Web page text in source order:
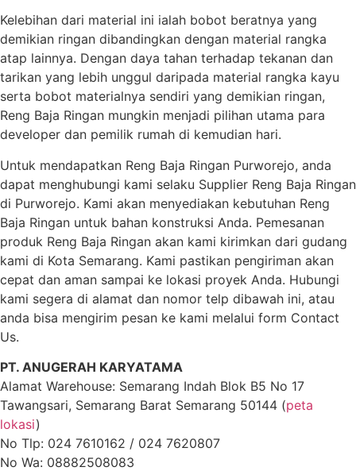
Kelebihan dari material ini ialah bobot beratnya yang
demikian ringan dibandingkan dengan material rangka
atap lainnya. Dengan daya tahan terhadap tekanan dan
tarikan yang lebih unggul daripada material rangka kayu
serta bobot materialnya sendiri yang demikian ringan,
Reng Baja Ringan mungkin menjadi pilihan utama para
developer dan pemilik rumah di kemudian hari.
Untuk mendapatkan Reng Baja Ringan Purworejo, anda
dapat menghubungi kami selaku Supplier Reng Baja Ringan
di Purworejo. Kami akan menyediakan kebutuhan Reng
Baja Ringan untuk bahan konstruksi Anda. Pemesanan
produk Reng Baja Ringan akan kami kirimkan dari gudang
kami di Kota Semarang. Kami pastikan pengiriman akan
cepat dan aman sampai ke lokasi proyek Anda. Hubungi
kami segera di alamat dan nomor telp dibawah ini, atau
anda bisa mengirim pesan ke kami melalui form Contact
Us.
PT. ANUGERAH KARYATAMA
Alamat Warehouse: Semarang Indah Blok B5 No 17
Tawangsari, Semarang Barat Semarang 50144 (peta
lokasi)
No Tlp: 024 7610162 / 024 7620807
No Wa: 08882508083